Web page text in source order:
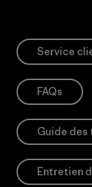
Service
FAQs
Guide des
Entretien